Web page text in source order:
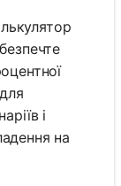
і
на